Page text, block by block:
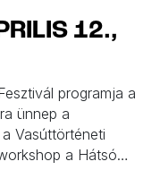
12.,
programja a
ünnep a
Vasúttörténeti
a Hátsó